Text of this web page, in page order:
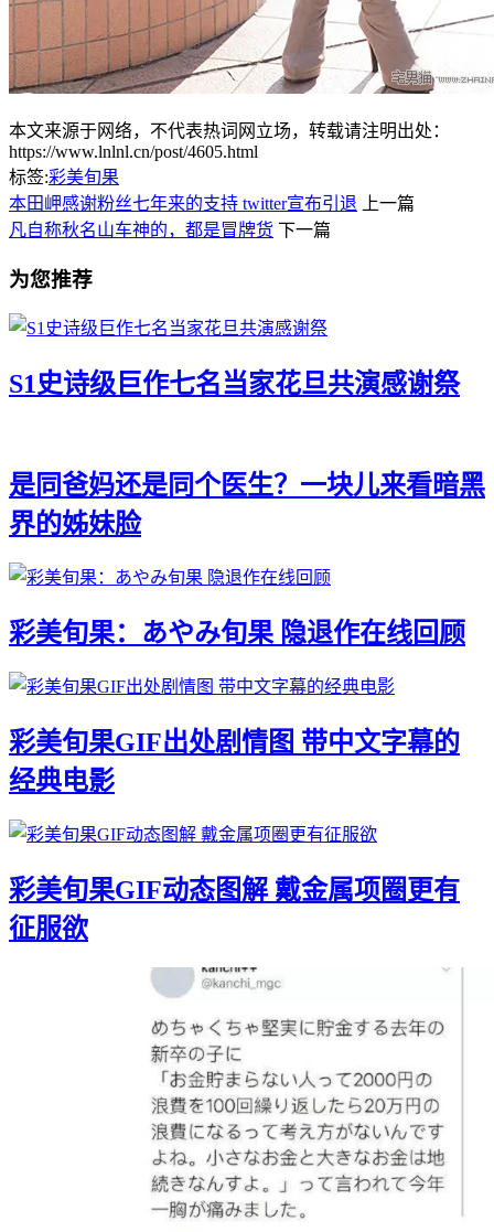
本文来源于网络，不代表热词网立场，转载请注明出处：
https://www.lnlnl.cn/post/4605.html
标签:彩美旬果
本田岬感谢粉丝七年来的支持 twitter宣布引退
上一篇
凡自称秋名山车神的，都是冒牌货 下一篇
为您推荐
S1史诗级巨作七名当家花旦共演感谢祭
是同爸妈还是同个医生？一块儿来看暗黑
界的姊妹脸
彩美旬果：あやみ旬果 隐退作在线回顾
彩美旬果GIF出处剧情图 带中文字幕的
经典电影
彩美旬果GIF动态图解 戴金属项圈更有
征服欲